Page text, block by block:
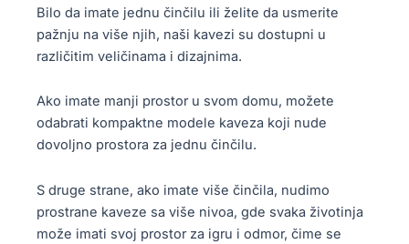
Bilo da imate jednu činčilu ili želite da usmerite
pažnju na više njih, naši kavezi su dostupni u
različitim veličinama i dizajnima.
Ako imate manji prostor u svom domu, možete
odabrati kompaktne modele kaveza koji nude
dovoljno prostora za jednu činčilu.
S druge strane, ako imate više činčila, nudimo
prostrane kaveze sa više nivoa, gde svaka životinja
može imati svoj prostor za igru i odmor, čime se